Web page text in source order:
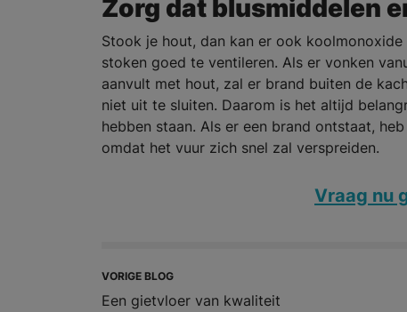
Zorg dat blusmiddelen
Stook je hout, dan kan er ook
stoken goed te ventileren. Als er vonken
aanvult met hout, zal er brand buiten de
niet uit te sluiten. Daarom is het altijd
hebben staan. Als er een brand ontstaat,
omdat het vuur zich snel zal verspreiden.
Vraag nu
VORIGE BLOG
Een gietvloer van kwaliteit